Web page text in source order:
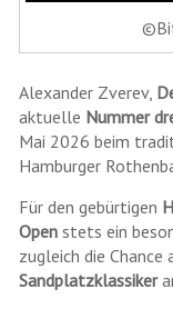
Alexander Zverev,
aktuelle Nummer
Mai 2026 beim
Hamburger
Für den gebürtigen
Open stets ein
zugleich die
Sandplatzklassiker